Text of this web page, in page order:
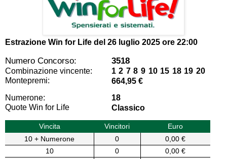
Estrazione Win for Life del 26 luglio 2025 ore 22:00
Numero Concorso: 3518
Combinazione vincente:
1 2 7 8 9 10 15 18 19 20
Montepremi:
664,95 €
Numerone:
18
Quote Win for Life
Classico
Vincita Vincitori
Euro
10 + Numerone
0
0,00 €
10
0
0,00 €